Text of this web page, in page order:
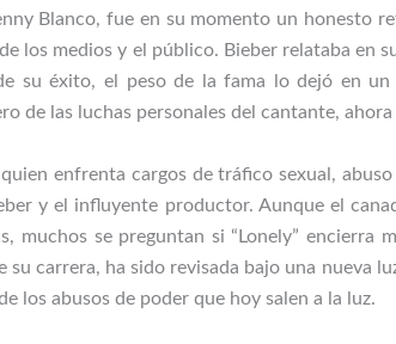
Blanco, fue en su momento un honesto
los medios y el público. Bieber relataba en
su éxito, el peso de la fama lo dejó en
de las luchas personales del cantante,
enfrenta cargos de tráfico sexual,
y el influyente productor. Aunque el
muchos se preguntan si “Lonely” encierra
carrera, ha sido revisada bajo una nueva
los abusos de poder que hoy salen a la luz.